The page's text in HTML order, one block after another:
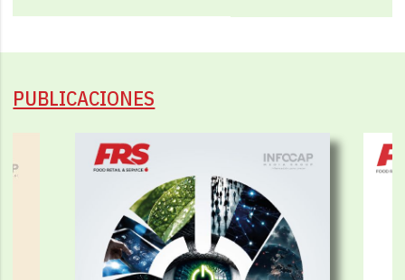
PUBLICACIONES